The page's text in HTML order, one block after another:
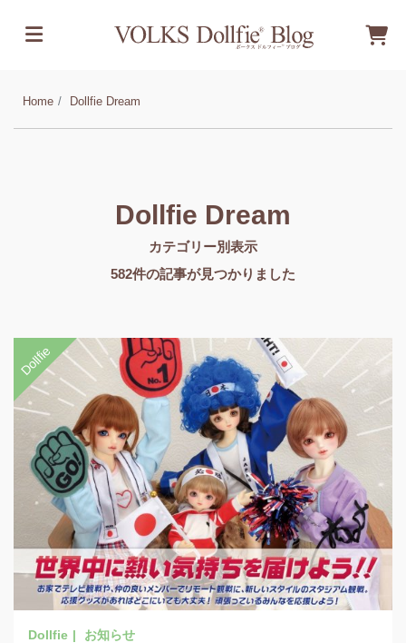
Home Dollfie Dream
Dollfie Dream
カテゴリー別表示
582件の記事が見つかりました
お知らせ